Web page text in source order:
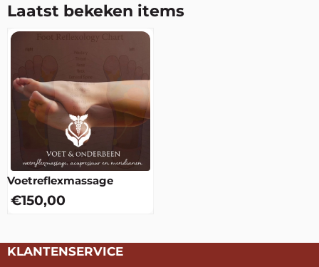
Laatst bekeken items
Voetreflexmassage
€150,00
KLANTENSERVICE